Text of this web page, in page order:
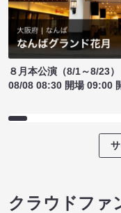
８月本公演（8/1～8/23）
08/08 08:30 開場 09:00
クラウドファ